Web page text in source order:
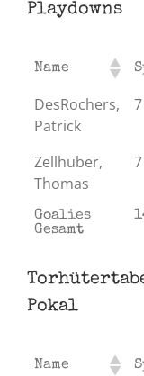
Playdowns
Name
DesRochers,
Patrick
7
Zellhuber,
Thomas
7
Goalies
Gesamt
Pokal
Name